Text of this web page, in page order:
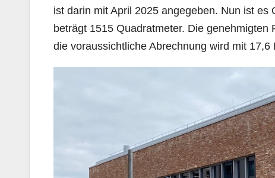
ist darin mit April 2025 angegeben. Nun ist
beträgt 1515 Quadratmeter. Die
die voraussichtliche Abrechnung wird mit 17,6